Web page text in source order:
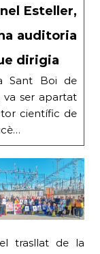
Esteller,
auditoria
dirigia
Sant Boi de
va ser apartat
científic de
trasllat de la